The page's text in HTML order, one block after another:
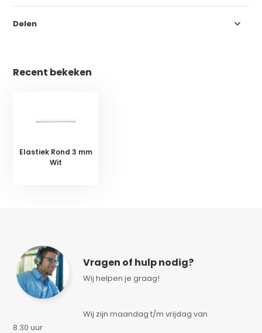
Delen
Recent bekeken
Elastiek Rond 3 mm
Wit
Vragen of hulp nodig?
Wij helpen je graag!
Wij zijn maandag t/m vrijdag van
8.30 uur